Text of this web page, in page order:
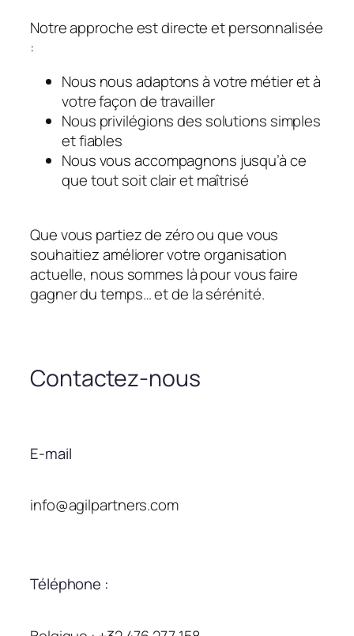
Notre approche est directe et personnalisée
:
Nous nous adaptons à votre métier et à
votre façon de travailler
Nous privilégions des solutions simples
et fiables
Nous vous accompagnons jusqu’à ce
que tout soit clair et maîtrisé
Que vous partiez de zéro ou que vous
souhaitiez améliorer votre organisation
actuelle, nous sommes là pour vous faire
gagner du temps… et de la sérénité.
Contactez-nous
E-mail
info@agilpartners.com
Téléphone :